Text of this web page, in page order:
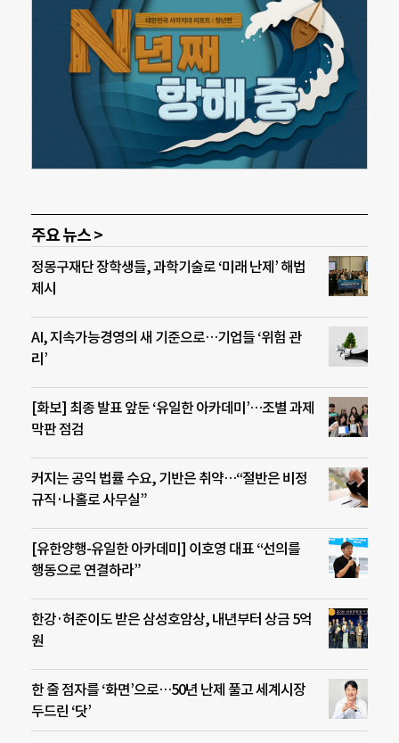
주요 뉴스 >
정몽구재단 장학생들, 과학기술로 ‘미래 난제’ 해법
제시
AI, 지속가능경영의 새 기준으로…기업들 ‘위험 관
리’
[화보] 최종 발표 앞둔 ‘유일한 아카데미’…조별 과제
막판 점검
커지는 공익 법률 수요, 기반은 취약…“절반은 비정
규직·나홀로 사무실”
[유한양행-유일한 아카데미] 이호영 대표 “선의를
행동으로 연결하라”
한강·허준이도 받은 삼성호암상, 내년부터 상금 5억
원
한 줄 점자를 ‘화면’으로…50년 난제 풀고 세계시장
두드린 ‘닷’